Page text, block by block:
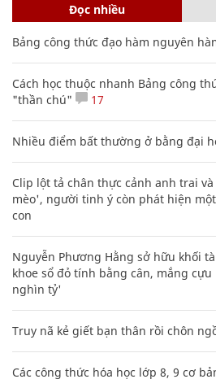
Đọc nhiều
Bảng công thức đạo hàm nguyên
Cách học thuộc nhanh Bảng công
"thần chú"
17
Nhiều điểm bất thường ở bằng đại
Clip lột tả chân thực cảnh anh trai
mèo', người tinh ý còn phát hiện
con
Nguyễn Phương Hằng sở hữu khối
khoe sổ đỏ tính bằng cân, mắng
nghìn tỷ'
Truy nã kẻ giết bạn thân rồi chôn
Các công thức hóa học lớp 8, 9 cơ